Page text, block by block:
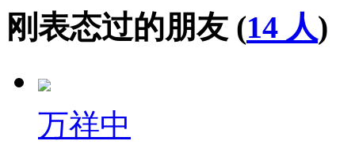
刚表态过的朋友 (14 人)
万祥中